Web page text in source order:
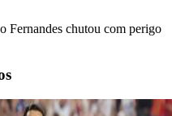
Fernandes chutou com perigo